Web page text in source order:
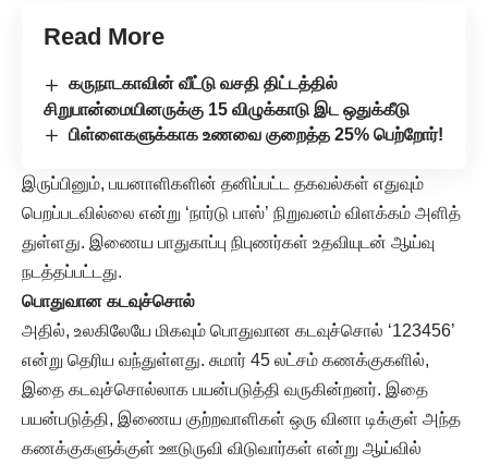
Read More
கருநாடகாவின் வீட்டு வசதி திட்டத்தில்
சிறுபான்மையினருக்கு 15 விழுக்காடு இட ஒதுக்கீடு
பிள்ளைகளுக்காக உணவை குறைத்த 25% பெற்றோர்!
இருப்பினும், பயனாளிகளின் தனிப்பட்ட தகவல்கள் எதுவும்
பெறப்படவில்லை என்று ‘நார்டு பாஸ்’ நிறுவனம் விளக்கம் அளித்
துள்ளது. இணைய பாதுகாப்பு நிபுணர்கள் உதவியுடன் ஆய்வு
நடத்தப்பட்டது.
பொதுவான கடவுச்சொல்
அதில், உலகிலேயே மிகவும் பொதுவான கடவுச்சொல் ‘123456’
என்று தெரிய வந்துள்ளது. சுமார் 45 லட்சம் கணக்குகளில்,
இதை கடவுச்சொல்லாக பயன்படுத்தி வருகின்றனர். இதை
பயன்படுத்தி, இணைய குற்றவாளிகள் ஒரு வினா டிக்குள் அந்த
கணக்குகளுக்குள் ஊடுருவி விடுவார்கள் என்று ஆய்வில்